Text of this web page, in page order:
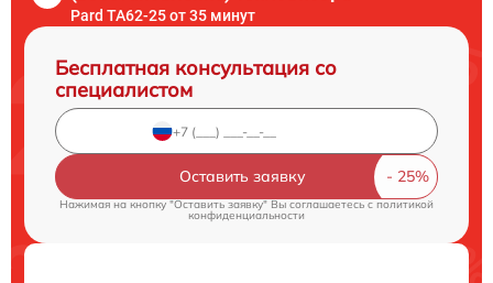
Pard TA62-25 от 35 минут
Бесплатная консультация со
специалистом
Оставить заявку
Нажимая на кнопку "Оставить заявку" Вы соглашаетесь c политикой
конфиденциальности